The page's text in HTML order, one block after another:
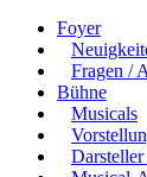
Foyer
Fragen /
Bühne
Musicals